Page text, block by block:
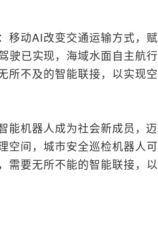
移动AI改变交通运输方式，赋
驶已实现，海域水面自主航行
所不及的智能联接，以实现空
能机器人成为社会新成员，迈
空间，城市安全巡检机器人可
需要无所不能的智能联接，以